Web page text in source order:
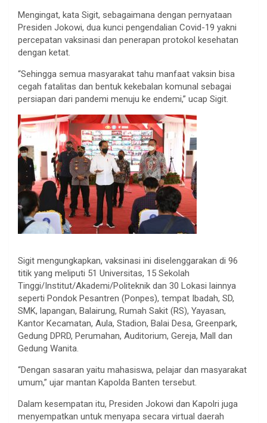
Mengingat, kata Sigit, sebagaimana dengan pernyataan
Presiden Jokowi, dua kunci pengendalian Covid-19 yakni
percepatan vaksinasi dan penerapan protokol kesehatan
dengan ketat.
“Sehingga semua masyarakat tahu manfaat vaksin bisa
cegah fatalitas dan bentuk kekebalan komunal sebagai
persiapan dari pandemi menuju ke endemi,” ucap Sigit.
Sigit mengungkapkan, vaksinasi ini diselenggarakan di 96
titik yang meliputi 51 Universitas, 15 Sekolah
Tinggi/Institut/Akademi/Politeknik dan 30 Lokasi lainnya
seperti Pondok Pesantren (Ponpes), tempat Ibadah, SD,
SMK, lapangan, Balairung, Rumah Sakit (RS), Yayasan,
Kantor Kecamatan, Aula, Stadion, Balai Desa, Greenpark,
Gedung DPRD, Perumahan, Auditorium, Gereja, Mall dan
Gedung Wanita.
“Dengan sasaran yaitu mahasiswa, pelajar dan masyarakat
umum,” ujar mantan Kapolda Banten tersebut.
Dalam kesempatan itu, Presiden Jokowi dan Kapolri juga
menyempatkan untuk menyapa secara virtual daerah